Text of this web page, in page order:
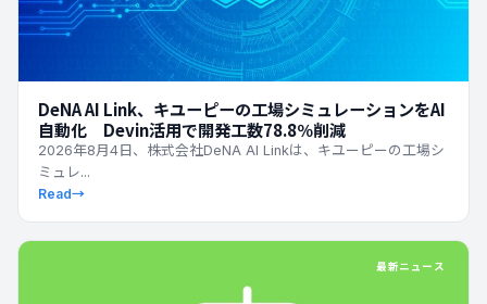
DeNA AI Link、キユーピーの工場シミュレーションをAI
自動化 Devin活用で開発工数78.8％削減
2026年8月4日、株式会社DeNA AI Linkは、キユーピーの工場シ
ミュレ...
Read→
最新ニュース